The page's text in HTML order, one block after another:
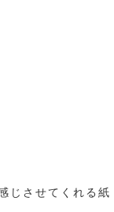
じさせてくれる紙